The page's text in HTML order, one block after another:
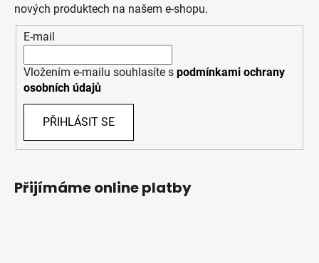
nových produktech na našem e-shopu.
E-mail
Vložením e-mailu souhlasíte s podmínkami ochrany
osobních údajů
PŘIHLÁSIT SE
Přijímáme online platby